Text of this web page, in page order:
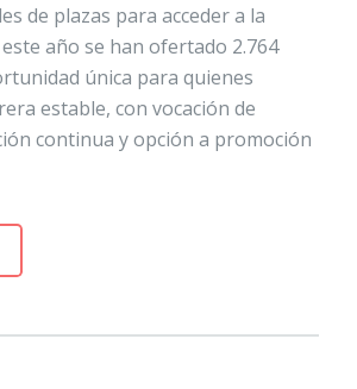
de plazas para acceder a la
este año se han ofertado 2.764
única para quienes
estable, con vocación de
continua y opción a promoción